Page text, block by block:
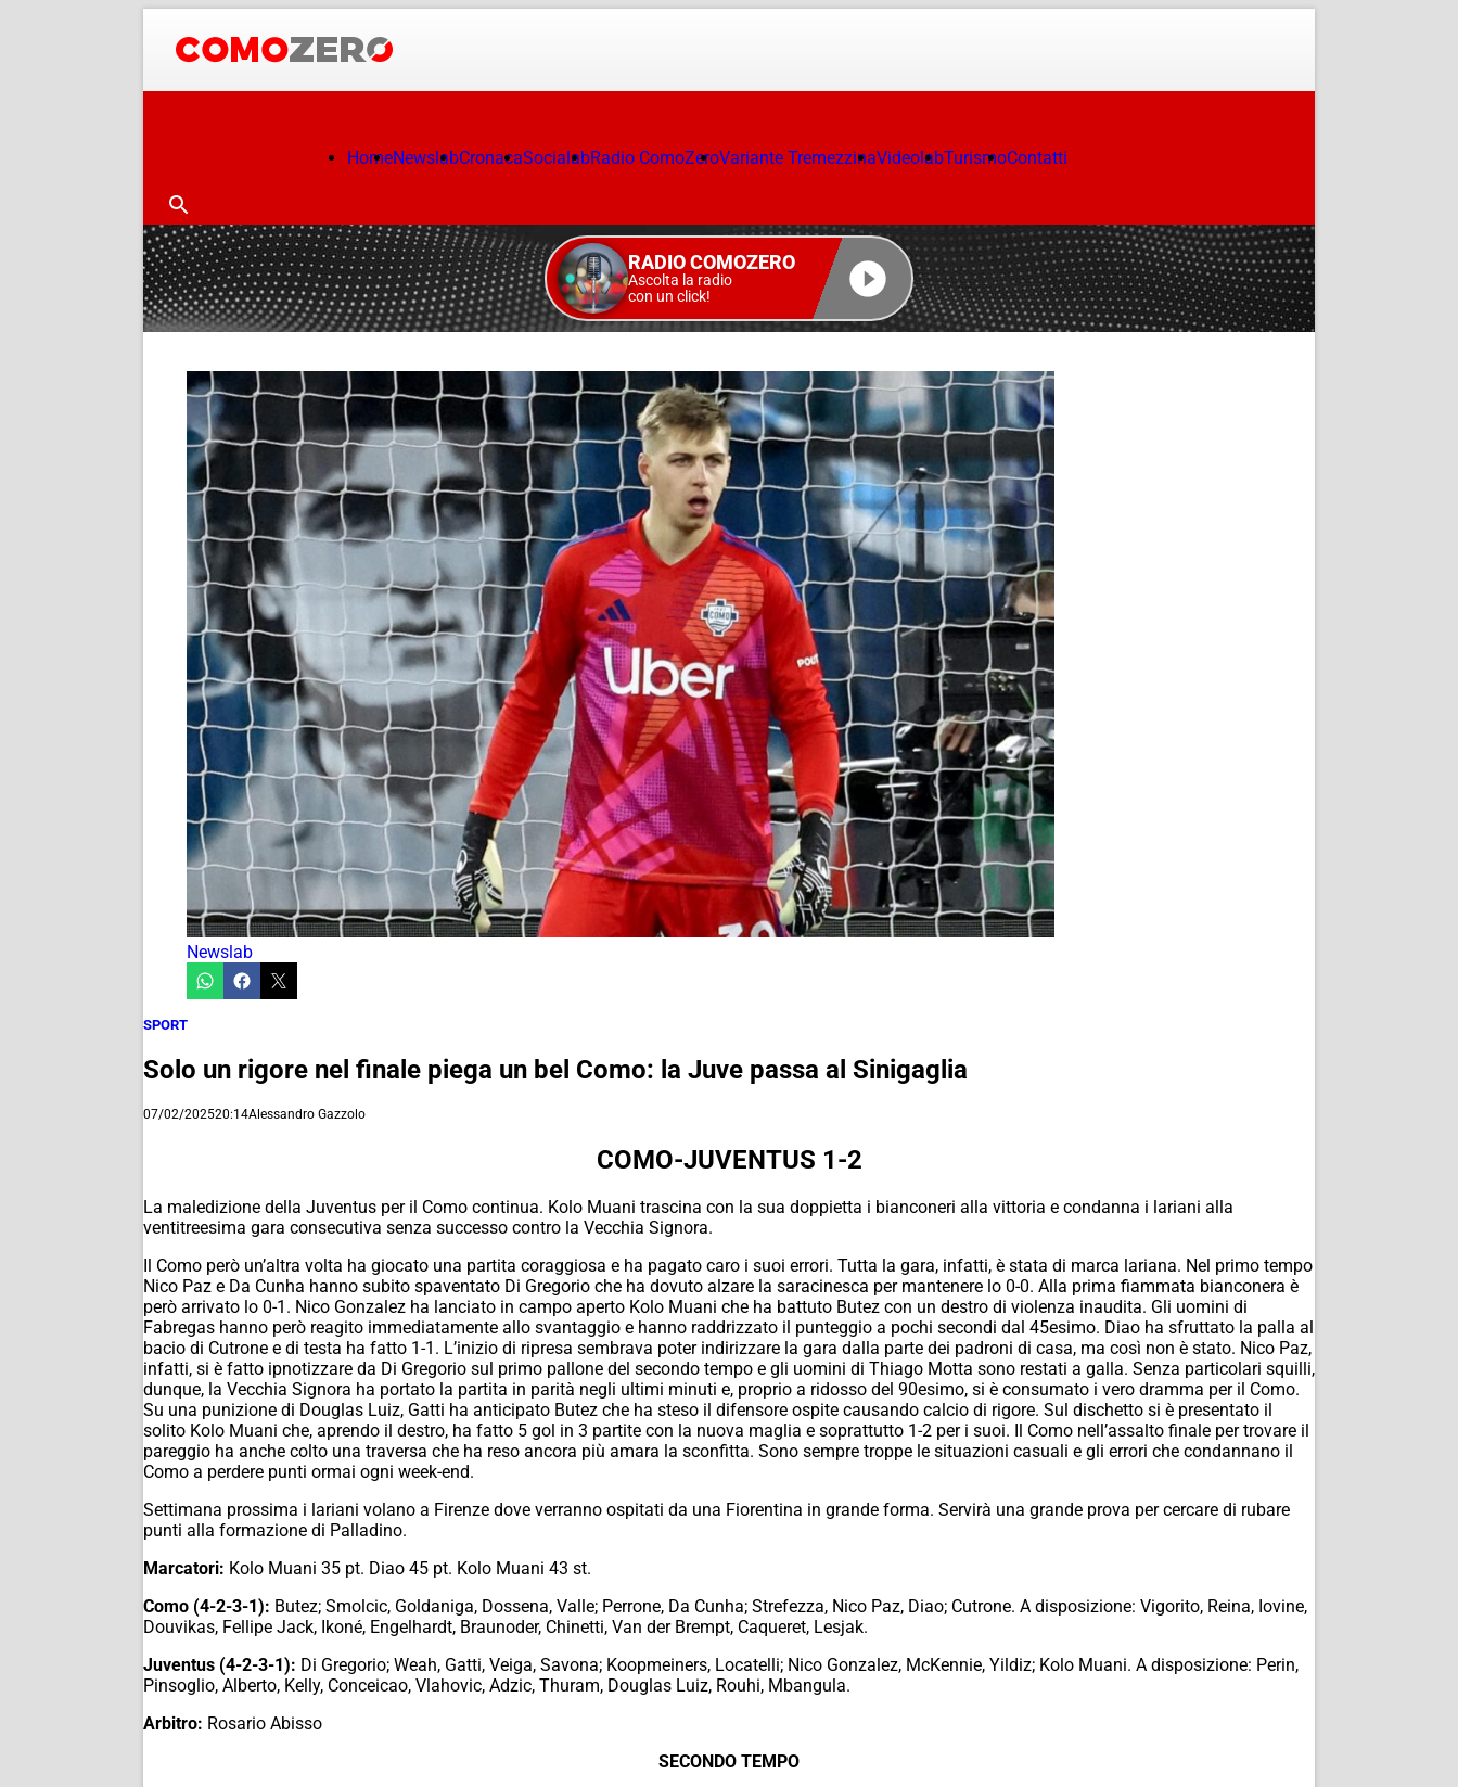
HomeNewslabCronacaSocialabRadio ComoZeroVariante TremezzinaVideolabTurismoContatti
RADIO COMOZERO
Ascolta la radio
con un click!
Newslab
SPORT
Solo un rigore nel finale piega un bel Como: la Juve passa al Sinigaglia
07/02/202520:14Alessandro Gazzolo
COMO-JUVENTUS 1-2
La maledizione della Juventus per il Como continua. Kolo Muani trascina con la sua doppietta i bianconeri alla vittoria e condanna i lariani alla
ventitreesima gara consecutiva senza successo contro la Vecchia Signora.
Il Como però un’altra volta ha giocato una partita coraggiosa e ha pagato caro i suoi errori. Tutta la gara, infatti, è stata di marca lariana. Nel primo tempo
Nico Paz e Da Cunha hanno subito spaventato Di Gregorio che ha dovuto alzare la saracinesca per mantenere lo 0-0. Alla prima fiammata bianconera è
però arrivato lo 0-1. Nico Gonzalez ha lanciato in campo aperto Kolo Muani che ha battuto Butez con un destro di violenza inaudita. Gli uomini di
Fabregas hanno però reagito immediatamente allo svantaggio e hanno raddrizzato il punteggio a pochi secondi dal 45esimo. Diao ha sfruttato la palla al
bacio di Cutrone e di testa ha fatto 1-1. L’inizio di ripresa sembrava poter indirizzare la gara dalla parte dei padroni di casa, ma così non è stato. Nico Paz,
infatti, si è fatto ipnotizzare da Di Gregorio sul primo pallone del secondo tempo e gli uomini di Thiago Motta sono restati a galla. Senza particolari squilli,
dunque, la Vecchia Signora ha portato la partita in parità negli ultimi minuti e, proprio a ridosso del 90esimo, si è consumato i vero dramma per il Como.
Su una punizione di Douglas Luiz, Gatti ha anticipato Butez che ha steso il difensore ospite causando calcio di rigore. Sul dischetto si è presentato il
solito Kolo Muani che, aprendo il destro, ha fatto 5 gol in 3 partite con la nuova maglia e soprattutto 1-2 per i suoi. Il Como nell’assalto finale per trovare il
pareggio ha anche colto una traversa che ha reso ancora più amara la sconfitta. Sono sempre troppe le situazioni casuali e gli errori che condannano il
Como a perdere punti ormai ogni week-end.
Settimana prossima i lariani volano a Firenze dove verranno ospitati da una Fiorentina in grande forma. Servirà una grande prova per cercare di rubare
punti alla formazione di Palladino.
Marcatori: Kolo Muani 35 pt. Diao 45 pt. Kolo Muani 43 st.
Como (4-2-3-1): Butez; Smolcic, Goldaniga, Dossena, Valle; Perrone, Da Cunha; Strefezza, Nico Paz, Diao; Cutrone. A disposizione: Vigorito, Reina, Iovine,
Douvikas, Fellipe Jack, Ikoné, Engelhardt, Braunoder, Chinetti, Van der Brempt, Caqueret, Lesjak.
Juventus (4-2-3-1): Di Gregorio; Weah, Gatti, Veiga, Savona; Koopmeiners, Locatelli; Nico Gonzalez, McKennie, Yildiz; Kolo Muani. A disposizione: Perin,
Pinsoglio, Alberto, Kelly, Conceicao, Vlahovic, Adzic, Thuram, Douglas Luiz, Rouhi, Mbangula.
Arbitro: Rosario Abisso
SECONDO TEMPO